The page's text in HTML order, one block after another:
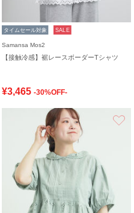
タイムセール対象 SALE
Samansa Mos2
【接触冷感】裾レースボーダーTシャツ
¥3,465 -30%OFF-